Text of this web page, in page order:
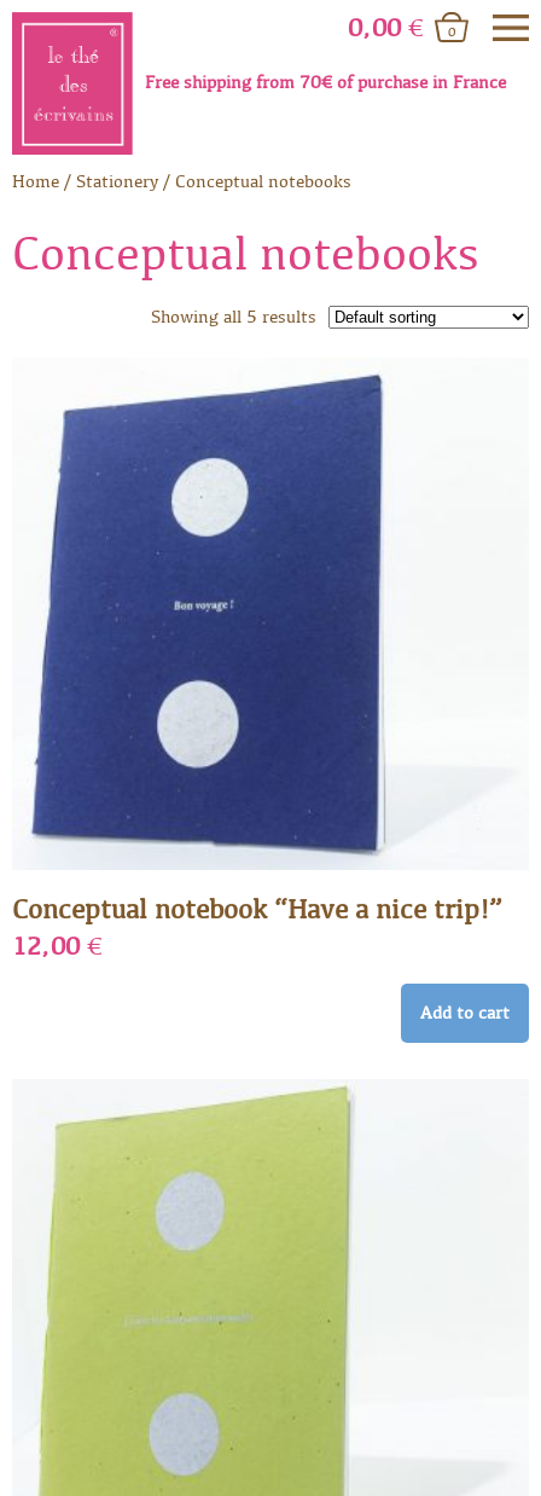
Free shipping from 70€ of purchase in France
0,00€ 0
Home/Stationery/ Conceptual notebooks
Conceptual notebooks
Showing all 5 results
Conceptual notebook “Have a nice trip!”
12,00€
Add to cart